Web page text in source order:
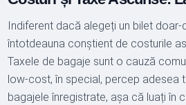
Indiferent dacă alegeți un bilet
întotdeauna conștient de costurile
Taxele de bagaje sunt o cauză
low-cost, în special, percep adesea
bagajele înregistrate, așa că luați în